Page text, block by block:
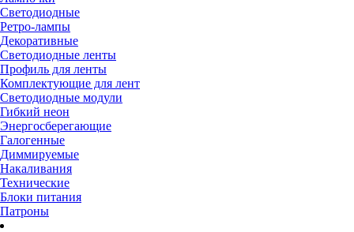
Светодиодные
Ретро-лампы
Декоративные
Светодиодные ленты
Профиль для ленты
Комплектующие для лент
Светодиодные модули
Гибкий неон
Энергосберегающие
Галогенные
Диммируемые
Накаливания
Технические
Блоки питания
Патроны